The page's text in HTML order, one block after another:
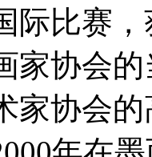
际比赛
家协会
家协会